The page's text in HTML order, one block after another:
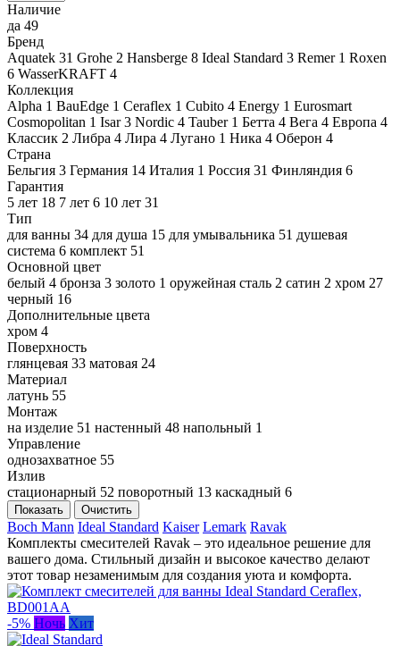
Наличие
да 49
Бренд
Aquatek 31 Grohe 2 Hansberge 8 Ideal Standard 3 Remer 1 Roxen
6 WasserKRAFT 4
Коллекция
Alpha 1 BauEdge 1 Ceraflex 1 Cubito 4 Energy 1 Eurosmart
Cosmopolitan 1 Isar3 Nordic 4 Tauber 1 Бетта 4 Вега 4 Европа 4
Классик 2 Либра 4 Лира 4 Лугано 1 Ника 4 Оберон 4
Страна
Бельгия 3 Германия 14 Италия 1 Россия 31 Финляндия 6
Гарантия
5 лет 18 7 лет 6 10 лет 31
Тип
для ванны 34 для душа 15 для умывальника 51 душевая
система 6 комплект 51
Основной цвет
белый 4 бронза 3 золото 1 оружейная сталь 2 сатин 2 хром 27
черный 16
Дополнительные цвета
хром 4
Поверхность
глянцевая 33 матовая 24
Материал
латунь 55
Монтаж
на изделие 51 настенный 48 напольный 1
Управление
однозахватное 55
Излив
стационарный 52 поворотный 13 каскадный 6
Показать Очистить
Boch Mann Ideal Standard Kaiser Lemark Ravak
Комплекты смесителей Ravak – это идеальное решение для
вашего дома. Стильный дизайн и высокое качество делают
этот товар незаменимым для создания уюта и комфорта.
-5% Ночь Хит